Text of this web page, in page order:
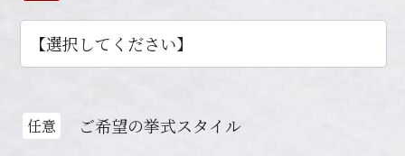
任意 ご希望の挙式スタイル